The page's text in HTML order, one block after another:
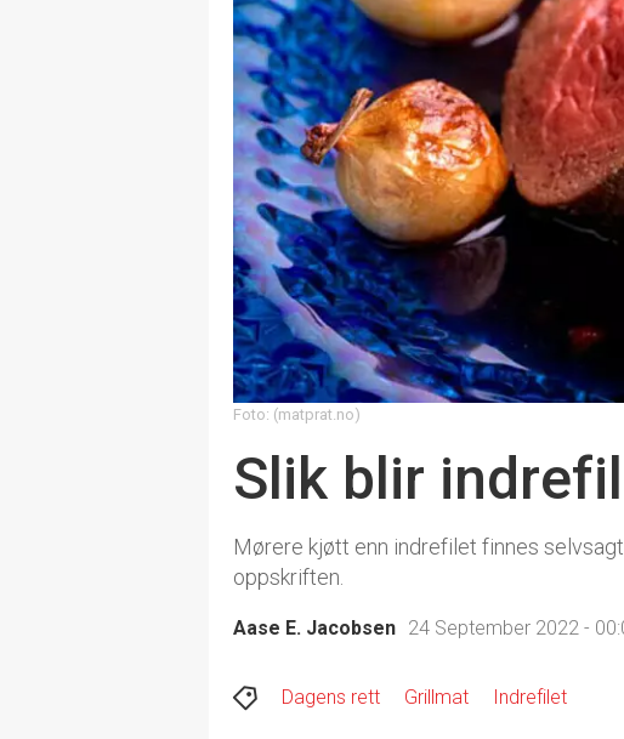
Foto: (matprat.no)
Slik blir
Mørere kjøtt enn indrefilet finnes
oppskriften.
Aase E. Jacobsen 24 September 2022 -
Dagens rett Grillmat Indrefilet